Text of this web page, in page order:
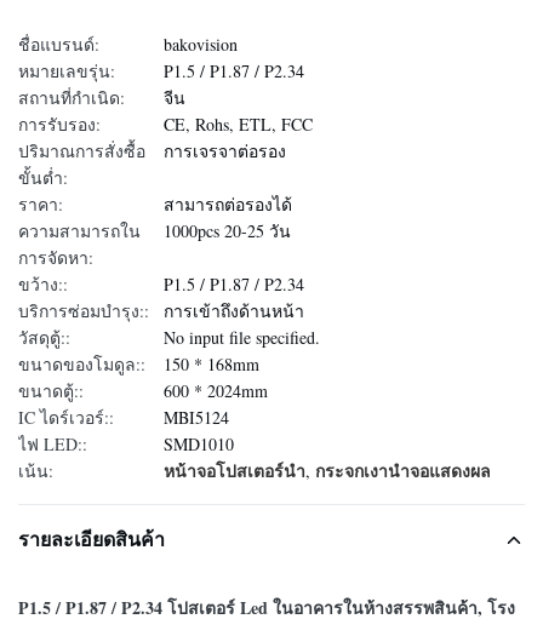
ชื่อแบรนด์:
bakovision
หมายเลขรุ่น:
P1.5 / P1.87 / P2.34
สถานที่กำเนิด:
จีน
การรับรอง:
CE, Rohs, ETL, FCC
ปริมาณการสั่งซื้อ
ขั้นต่ำ:
การเจรจาต่อรอง
ราคา:
สามารถต่อรองได้
ความสามารถใน
การจัดหา:
1000pcs 20-25 วัน
ขว้าง::
P1.5 / P1.87 / P2.34
บริการซ่อมบำรุง::
การเข้าถึงด้านหน้า
วัสดุตู้::
No input file specified.
ขนาดของโมดูล::
150 * 168mm
ขนาดตู้::
600 * 2024mm
IC ไดร์เวอร์::
MBI5124
ไฟ LED::
SMD1010
เน้น:
หน้าจอโปสเตอร์นำ, กระจกเงานำจอแสดงผล
รายละเอียดสินค้า
P1.5 / P1.87 / P2.34 โปสเตอร์ Led ในอาคารในห้างสรรพสินค้า, โรง